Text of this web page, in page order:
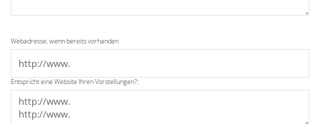
Webadresse, wenn bereits vorhanden
Entspricht eine Website Ihren Vorstellungen?: